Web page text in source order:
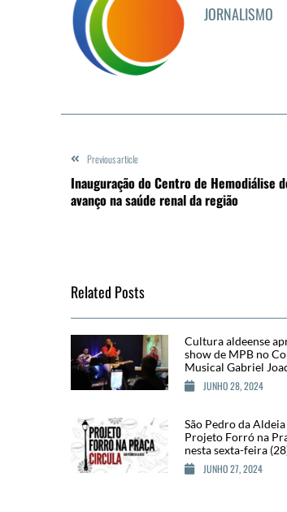
JORNALISMO
Previous article
Inauguração do Centro de Hemodiálise
avanço na saúde renal da região
Related Posts
Cultura aldeense
show de MPB no
Musical Gabriel
JUNHO 28, 2024
São Pedro da
Projeto Forró na
nesta sexta-feira
JUNHO 27, 2024